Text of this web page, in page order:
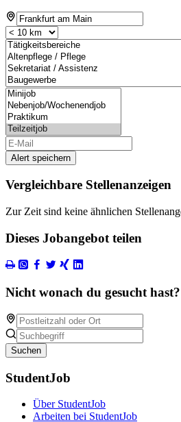
Alert speichern
Vergleichbare Stellenanzeigen
Zur Zeit sind keine ähnlichen
Dieses Jobangebot teilen
Nicht wonach du gesucht
Suchen
StudentJob
Über StudentJob
Arbeiten bei StudentJob